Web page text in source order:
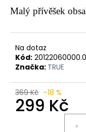
hvězdiček.
Malý přívěšek
Na dotaz
Kód:
Značka: TRUE
369 Kč –18 %
299 Kč
D
o
p
o